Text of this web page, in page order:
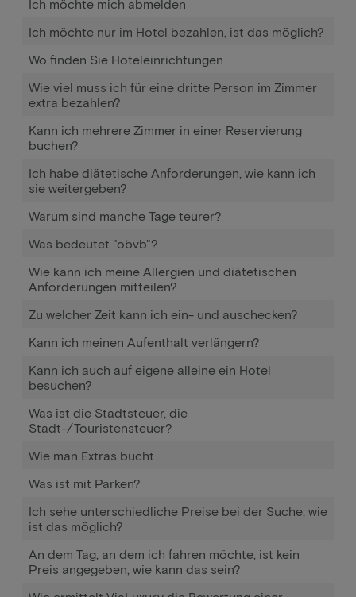
Ich möchte mich abmelden
Ich möchte nur im Hotel bezahlen, ist das möglich?
Wo finden Sie Hoteleinrichtungen
Wie viel muss ich für eine dritte Person im Zimmer
extra bezahlen?
Kann ich mehrere Zimmer in einer Reservierung
buchen?
Ich habe diätetische Anforderungen, wie kann ich
sie weitergeben?
Warum sind manche Tage teurer?
Was bedeutet "obvb"?
Wie kann ich meine Allergien und diätetischen
Anforderungen mitteilen?
Zu welcher Zeit kann ich ein- und auschecken?
Kann ich meinen Aufenthalt verlängern?
Kann ich auch auf eigene alleine ein Hotel
besuchen?
Was ist die Stadtsteuer, die
Stadt-/Touristensteuer?
Wie man Extras bucht
Was ist mit Parken?
Ich sehe unterschiedliche Preise bei der Suche, wie
ist das möglich?
An dem Tag, an dem ich fahren möchte, ist kein
Preis angegeben, wie kann das sein?